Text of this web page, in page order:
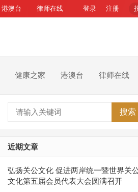
港澳台 律师在线 登录 注册
健康之家 港澳台 律师在线
搜索
近期文章
弘扬关公文化 促进两岸统一暨世界关
文化第五届会员代表大会圆满召开